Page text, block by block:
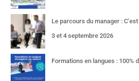
Le parcours du manager :
3 et 4 septembre 2026
Formations en langues : 100%